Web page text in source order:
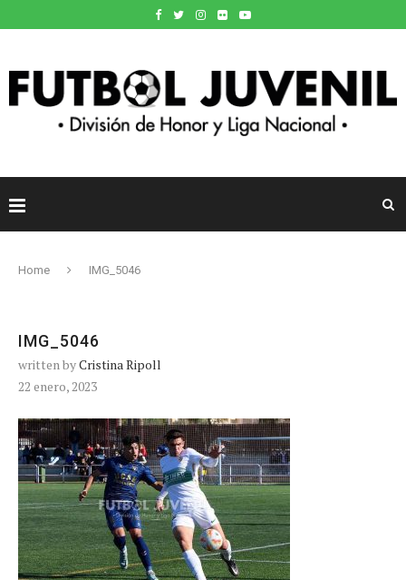
Home IMG_5046
IMG_5046
written byCristina Ripoll
22 enero, 2023